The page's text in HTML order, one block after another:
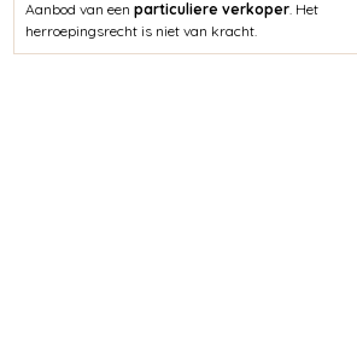
Aanbod van een particuliere verkoper. Het
herroepingsrecht is niet van kracht.